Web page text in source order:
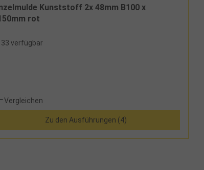
Kunststoff 2x 48mm B100 x
rot
33 verfügbar
Vergleichen
Zu den Ausführungen (4)